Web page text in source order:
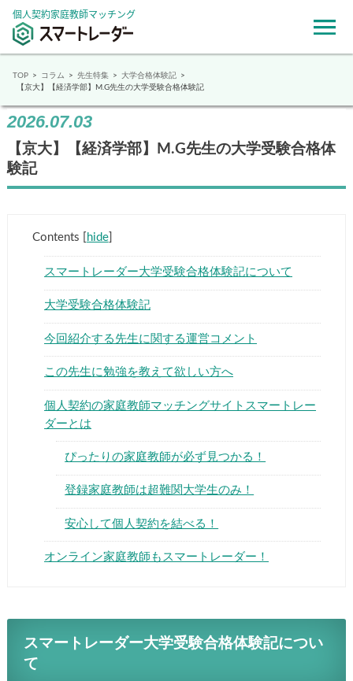
個人契約家庭教師マッチング
▶
TOP コラム 先生特集
大学合格体験記
【京大】【経済学部】M.G先生の大学受験合格体験記
2026.07.03
【京大】【経済学部】M.G先生の大学受験合格体
験記
Contents hide]
スマートレーダー大学受験合格体験記について
大学受験合格体験記
今回紹介する先生に関する運営コメント
この先生に勉強を教えて欲しい方へ
個人契約の家庭教師マッチングサイトスマートレー
ダーとは
ぴったりの家庭教師が必ず見つかる！
登録家庭教師は超難関大学生のみ！
安心して個人契約を結べる！
オンライン家庭教師もスマートレーダー！
スマートレーダー大学受験合格体験記につい
て